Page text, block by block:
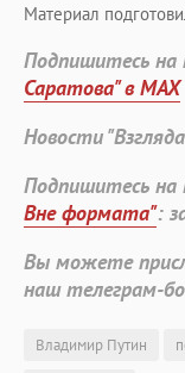
Материал
Подпишитесь на
Саратова" в MAX
Новости
Подпишитесь на
Вне формата":
Вы можете
наш телеграм-
Владимир Путин